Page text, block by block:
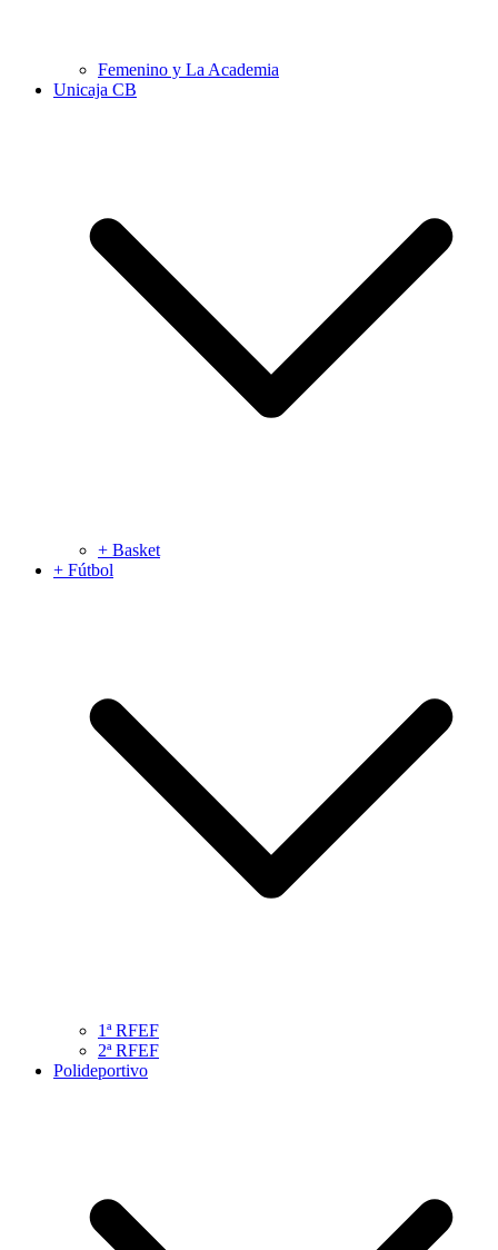
Femenino y La Academia
Unicaja CB
+ Basket
+ Fútbol
1ª RFEF
2ª RFEF
Polideportivo